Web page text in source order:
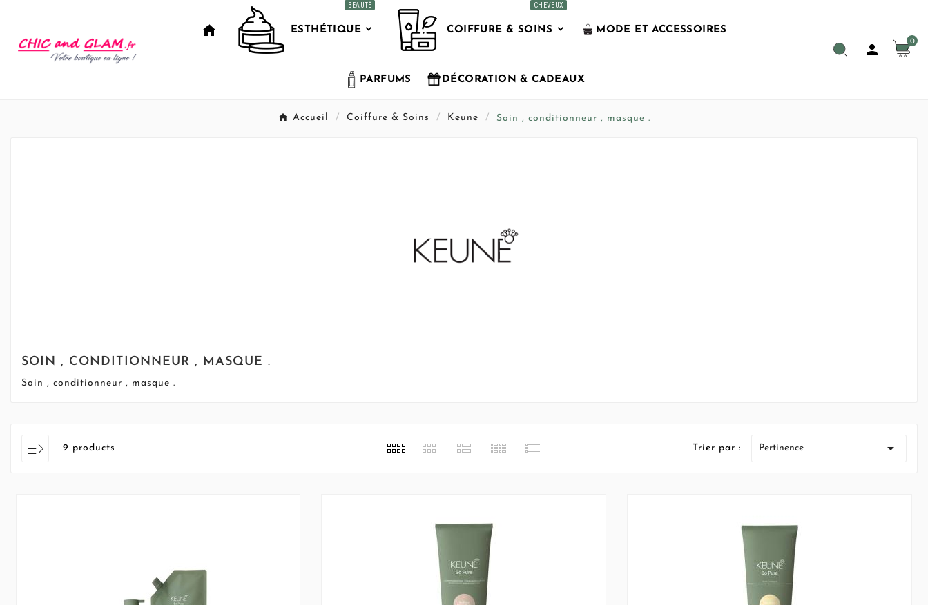
home ESTHÉTIQUE
BEAUTÉ
COIFFURE & SOINS
CHEVEUX
MODE ET ACCESSOIRES
PARFUMS DÉCORATION & CADEAUX
 0
Accueil Coiffure & Soins Keune Soin , conditionneur , masque .
SOIN , CONDITIONNEUR , MASQUE .
Soin , conditionneur , masque .
9 products Trier par : Pertinence 